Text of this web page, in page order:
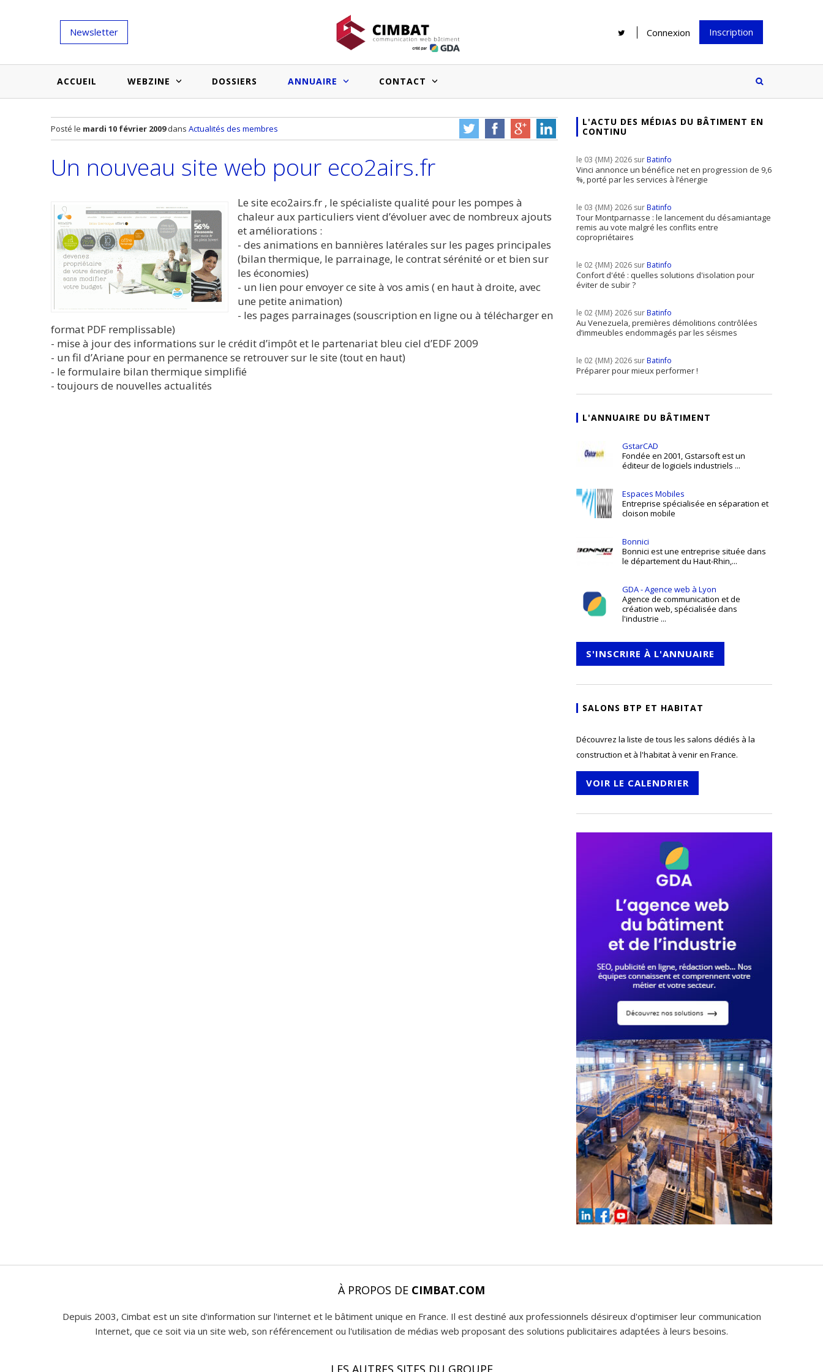
Newsletter Connexion Inscription
ACCUEIL WEBZINE
Salons et évènementiels
Médias du bâtiment
Billets d'humeur
Etudes et enquêtes
des entreprises du BTP
idée mais...
Medias web du bâtiment :le point
annoncés
Le print sous toutes ses formes a-t-
il encore sa place dans un monde
DOSSIERS ANNUAIRE
Annuaire
Actualités des membres
travail des artisans
Rénover une salle de bains : gagner
supports
CONTACT
Une idée d'article à nous
soumettre ?
nous signaler ?
Vous souhaitez inscrire
votre site à notre
Posté le mardi 10 février 2009 dans Actualités des membres
Un nouveau site web pour eco2airs.fr
Le site eco2airs.fr , le spécialiste qualité pour les pompes à
chaleur aux particuliers vient d’évoluer avec de nombreux ajouts
et améliorations :
- des animations en bannières latérales sur les pages principales
(bilan thermique, le parrainage, le contrat sérénité or et bien sur
les économies)
- un lien pour envoyer ce site à vos amis ( en haut à droite, avec
une petite animation)
- les pages parrainages (souscription en ligne ou à télécharger en
format PDF remplissable)
- mise à jour des informations sur le crédit d’impôt et le partenariat bleu ciel d’EDF 2009
- un fil d’Ariane pour en permanence se retrouver sur le site (tout en haut)
- le formulaire bilan thermique simplifié
- toujours de nouvelles actualités
L'ACTU DES MÉDIAS DU BÂTIMENT EN
CONTINU
le 03 {MM} 2026 surBatinfo
Vinci annonce un bénéfice net en progression de 9,6
%, porté par les services à l’énergie
le 03 {MM} 2026 surBatinfo
Tour Montparnasse : le lancement du désamiantage
remis au vote malgré les conflits entre
copropriétaires
le 02 {MM} 2026 surBatinfo
Confort d'été : quelles solutions d'isolation pour
éviter de subir ?
le 02 {MM} 2026 surBatinfo
Au Venezuela, premières démolitions contrôlées
d’immeubles endommagés par les séismes
le 02 {MM} 2026 surBatinfo
Préparer pour mieux performer !
L'ANNUAIRE DU BÂTIMENT
GstarCAD
Fondée en 2001, Gstarsoft est un
éditeur de logiciels industriels ...
Espaces Mobiles
Entreprise spécialisée en séparation et
cloison mobile
Bonnici
Bonnici est une entreprise située dans
le département du Haut-Rhin,...
GDA - Agence web à Lyon
Agence de communication et de
création web, spécialisée dans
l'industrie ...
S'INSCRIRE À L'ANNUAIRE
SALONS BTP ET HABITAT
Découvrez la liste de tous les salons dédiés à la
construction et à l'habitat à venir en France.
VOIR LE CALENDRIER
À PROPOS DE CIMBAT.COM
Depuis 2003, Cimbat est un site d'information sur l'internet et le bâtiment unique en France. Il est destiné aux professionnels désireux d'optimiser leur communication
Internet, que ce soit via un site web, son référencement ou l'utilisation de médias web proposant des solutions publicitaires adaptées à leurs besoins.
LES AUTRES SITES DU GROUPE